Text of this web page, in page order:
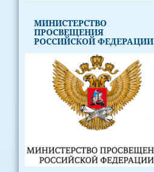
МИНИСТЕРСТВО
ПРОСВЕЩЕНИЯ
РОССИЙСКОЙ ФЕДЕРАЦИИ